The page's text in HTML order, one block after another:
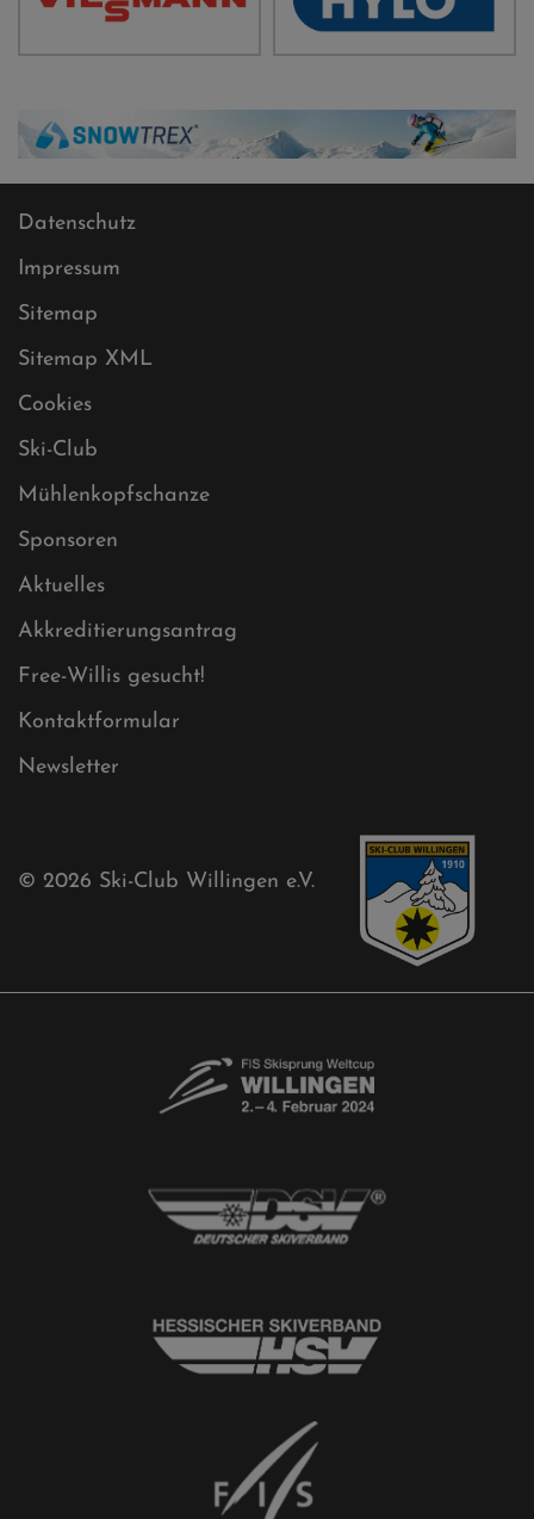
Datenschutz
Impressum
Sitemap
Sitemap XML
Cookies
Ski-Club
Mühlenkopfschanze
Sponsoren
Akkreditierungsantrag
Ski-Club Willingen e.V.